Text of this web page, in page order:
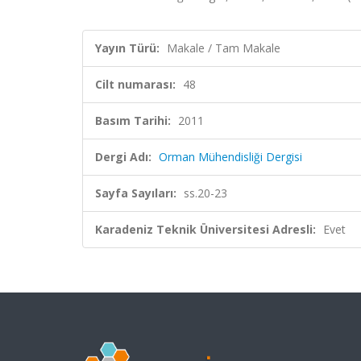
Yayın Türü: Makale / Tam Makale
Cilt numarası: 48
Basım Tarihi: 2011
Dergi Adı: Orman Mühendisliği Dergisi
Sayfa Sayıları: ss.20-23
Karadeniz Teknik Üniversitesi Adresli: Evet